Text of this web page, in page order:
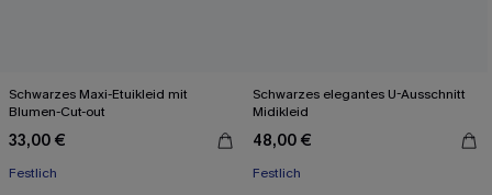
Schwarzes Maxi-Etuikleid mit
Blumen-Cut-out
33,00 €
Festlich
Schwarzes elegantes U-Ausschnitt
Midikleid
48,00 €
Festlich